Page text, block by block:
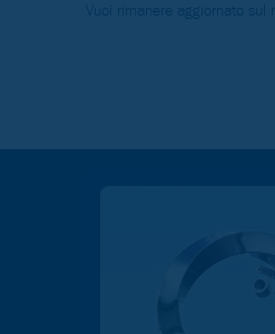
Vuoi rimanere aggiornato